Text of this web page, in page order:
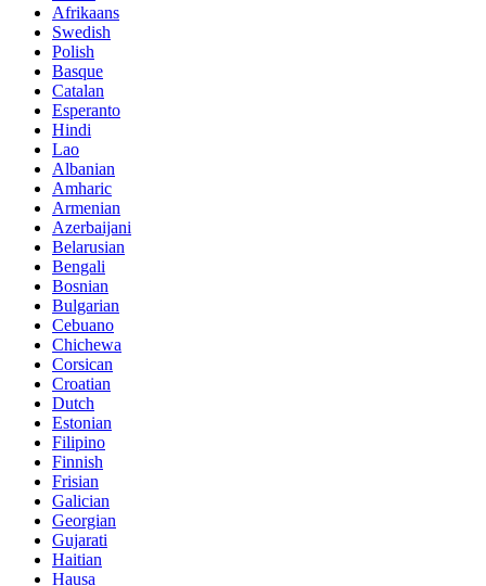
Afrikaans
Swedish
Polish
Basque
Catalan
Esperanto
Hindi
Lao
Albanian
Amharic
Armenian
Azerbaijani
Belarusian
Bengali
Bosnian
Bulgarian
Cebuano
Chichewa
Corsican
Croatian
Dutch
Estonian
Filipino
Finnish
Frisian
Galician
Georgian
Gujarati
Haitian
Hausa